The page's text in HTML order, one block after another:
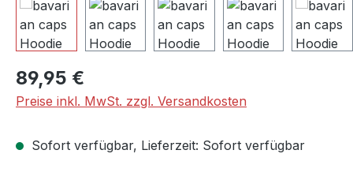
Regulärer Preis:
89,95 €
Preise inkl. MwSt. zzgl. Versandkosten
Sofort verfügbar, Lieferzeit: Sofort verfügbar